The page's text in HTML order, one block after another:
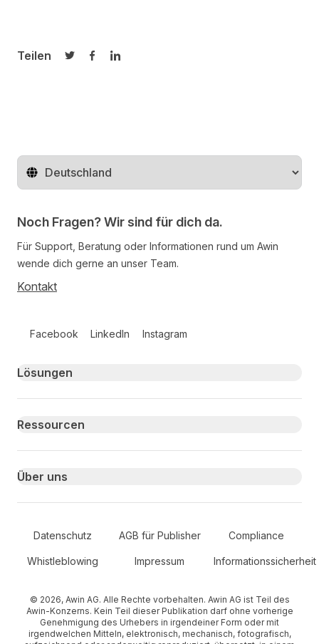
Teilen
Auf Twitter teilen
Auf Facebook teilen
Auf LinkedIn teilen
Region ändern
Noch Fragen? Wir sind für dich da.
Für Support, Beratung oder Informationen rund um Awin
wende dich gerne an unser Team.
Kontakt
Facebook LinkedIn Instagram
Primary footer navigation
Lösungen
Ressourcen
Über uns
Secondary Footer Navigation
Datenschutz AGB für Publisher Compliance
Whistleblowing Impressum Informationssicherheit
© 2026, Awin AG. Alle Rechte vorbehalten. Awin AG ist Teil des
Awin-Konzerns. Kein Teil dieser Publikation darf ohne vorherige
Genehmigung des Urhebers in irgendeiner Form oder mit
irgendwelchen Mitteln, elektronisch, mechanisch, fotografisch,